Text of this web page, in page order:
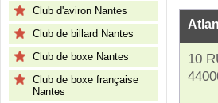
Club d'aviron Nantes
Club de billard Nantes
Club de boxe Nantes
Club de boxe française
Nantes
10